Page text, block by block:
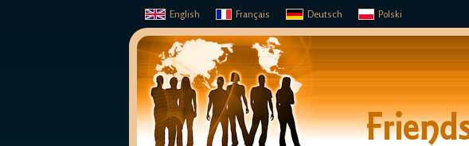
English Français Deutsch Polski